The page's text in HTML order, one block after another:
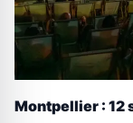
Montpellier : 12